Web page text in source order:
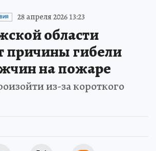
28 апреля 2026 13:23
области
причины гибели
на пожаре
из-за короткого